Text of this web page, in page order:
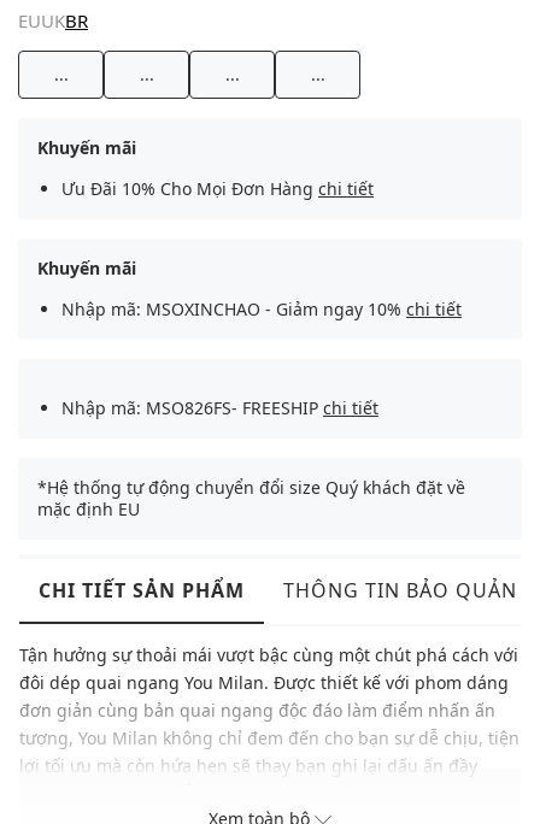
EUUKBR
... ... ... ...
Khuyến mãi
Ưu Đãi 10% Cho Mọi Đơn Hàng chi tiết
Khuyến mãi
Nhập mã: MSOXINCHAO - Giảm ngay 10% chi tiết
Nhập mã: MSO826FS- FREESHIP chi tiết
*Hệ thống tự động chuyển đổi size Quý khách đặt về
mặc định EU
CHI TIẾT SẢN PHẨM THÔNG TIN BẢO QUẢN
Tận hưởng sự thoải mái vượt bậc cùng một chút phá cách với
đôi dép quai ngang You Milan. Được thiết kế với phom dáng
đơn giản cùng bản quai ngang độc đáo làm điểm nhấn ấn
tượng, You Milan không chỉ đem đến cho bạn sự dễ chịu, tiện
lợi tối ưu mà còn hứa hẹn sẽ thay bạn ghi lại dấu ấn đầy
Xem toàn bộ